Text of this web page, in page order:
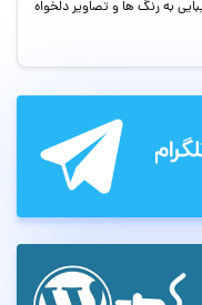
به رنگ ها و تصاویر دلخواه